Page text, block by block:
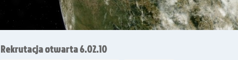
Rekrutacja otwarta 6.02.10